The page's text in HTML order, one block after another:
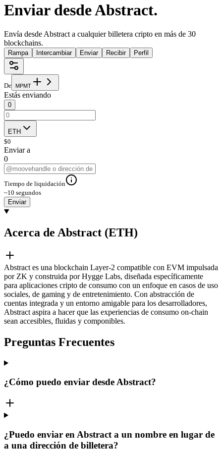
Enviar desde Abstract.
Envía desde Abstract a cualquier billetera cripto en más de 30
blockchains.
Rampa Intercambiar Enviar Recibir Perfil
De MPMT
Estás enviando
0
ETH
$0
Enviar a
0
Tiempo de liquidación
~10 segundos
Enviar
Acerca de Abstract (ETH)
Abstract es una blockchain Layer-2 compatible con EVM impulsada
por ZK y construida por Hygge Labs, diseñada específicamente
para aplicaciones cripto de consumo con un enfoque en casos de uso
sociales, de gaming y de entretenimiento. Con abstracción de
cuentas integrada y un entorno amigable para los desarrolladores,
Abstract aspira a hacer que las experiencias de consumo on-chain
sean accesibles, fluidas y componibles.
Preguntas Frecuentes
¿Cómo puedo enviar desde Abstract?
¿Puedo enviar en Abstract a un nombre en lugar de
a una dirección de billetera?